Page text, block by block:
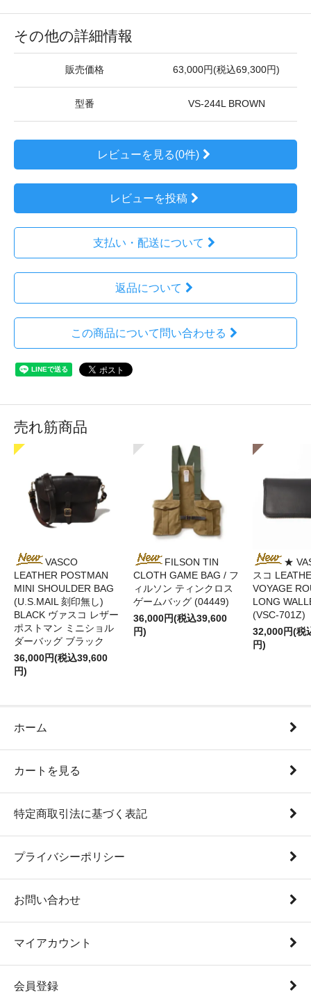
その他の詳細情報
販売価格 63,000円(税込69,300円)
型番 VS-244L BROWN
レビューを見る(0件)
レビューを投稿
支払い・配送について
返品について
この商品について問い合わせる
売れ筋商品
VASCO
LEATHER POSTMAN
MINI SHOULDER BAG
(U.S.MAIL 刻印無し)
BLACK ヴァスコ レザー
ポストマン ミニショル
ダーバッグ ブラック
36,000円(税込39,600
円)
FILSON TIN
CLOTH GAME BAG / フ
ィルソン ティンクロス
ゲームバッグ (04449)
36,000円(税込39,600
円)
★
スコ
VOYAGE
LONG
(VSC-701Z)
32,000円(税
円)
ホーム
カートを見る
特定商取引法に基づく表記
プライバシーポリシー
お問い合わせ
マイアカウント
会員登録